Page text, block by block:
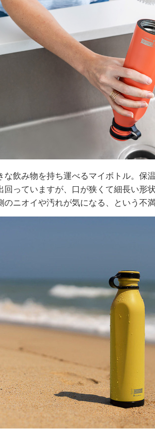
な飲み物を持ち運べるマイボトル。保
回っていますが、口が狭くて細長い形
のニオイや汚れが気になる、という不満